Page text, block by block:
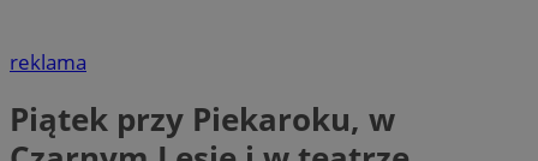
reklama
Piątek przy Piekaroku, w